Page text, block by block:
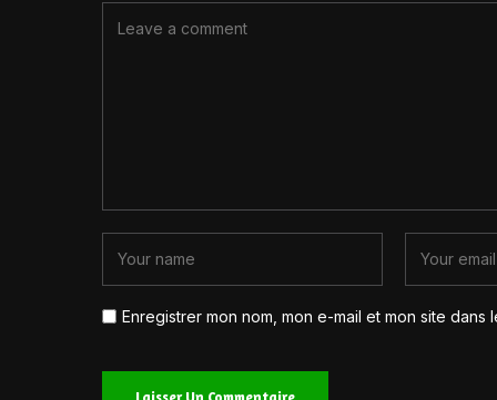
Enregistrer mon nom, mon e-mail et mon site